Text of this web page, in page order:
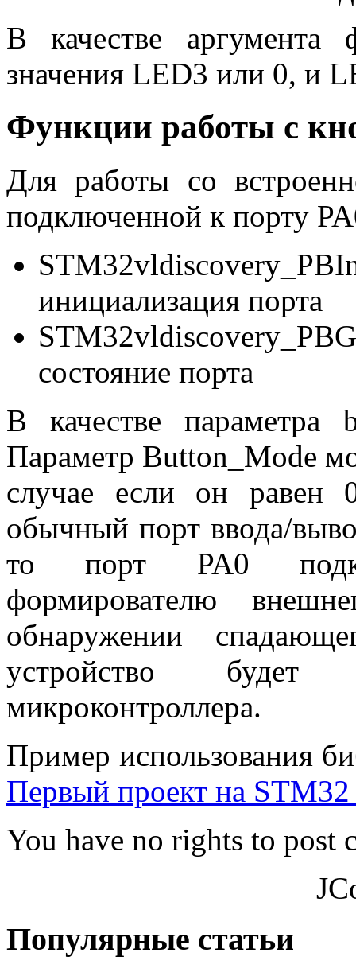
В качестве аргумента
значения LED3 или 0, и
Функции работы с
Для работы со
подключенной к порту
инициализация порта
состояние порта
В качестве параметра
Параметр Button_Mode
случае если он равен
обычный порт ввода/
то порт PA0
формирователю
обнаружении
устройство будет
микроконтроллера.
Пример использования
Первый проект на
You have no rights to post
Популярные статьи